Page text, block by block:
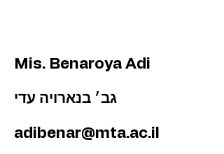
Mis. Benaroya Adi
גב׳ בנארויה עדי
adibenar@mta.ac.il